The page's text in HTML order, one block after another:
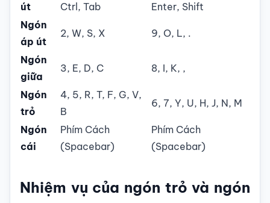
út
Ctrl, Tab
Enter, Shift
Ngón
áp út
2, W, S, X 9, O, L, .
Ngón
giữa
3, E, D, C 8, I, K, ,
Ngón
trỏ
4, 5, R, T, F, G, V,
B
6, 7, Y, U, H, J, N, M
Ngón
cái
Phím Cách
(Spacebar)
Phím Cách
(Spacebar)
Nhiệm vụ của ngón trỏ và ngón